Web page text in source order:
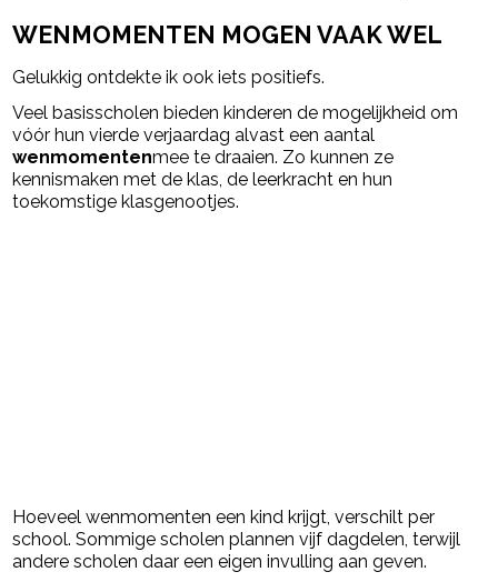
WENMOMENTEN MOGEN VAAK WEL
Gelukkig ontdekte ik ook iets positiefs.
Veel basisscholen bieden kinderen de mogelijkheid om
vóór hun vierde verjaardag alvast een aantal
wenmomentenmee te draaien. Zo kunnen ze
kennismaken met de klas, de leerkracht en hun
toekomstige klasgenootjes.
Hoeveel wenmomenten een kind krijgt, verschilt per
school. Sommige scholen plannen vijf dagdelen, terwijl
andere scholen daar een eigen invulling aan geven.